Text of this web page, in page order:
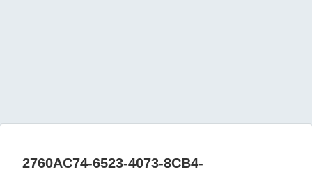
2760AC74-6523-4073-8CB4-